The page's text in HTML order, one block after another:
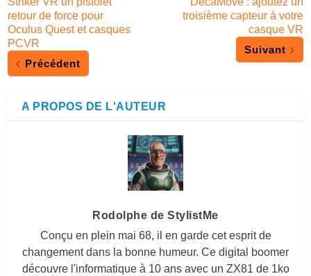
retour de force pour
Oculus Quest et casques
PCVR
Précédent
troisième capteur à votre
casque VR
Suivant
A PROPOS DE L'AUTEUR
Rodolphe de StylistMe
Conçu en plein mai 68, il en garde cet esprit de
changement dans la bonne humeur. Ce digital boomer
découvre l'informatique à 10 ans avec un ZX81 de 1ko